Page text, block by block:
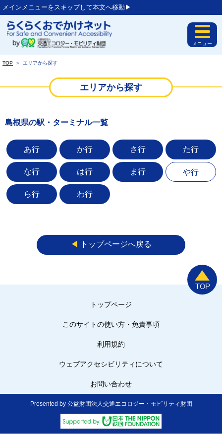
メインメニューをスキップして本文へ移動▶︎
メニュー
TOP ＞ エリアから探す
エリアから探す
島根県の駅・ターミナル一覧
あ行 か行 さ行 た行
な行 は行 ま行 や行
ら行 わ行
◀︎ トップページへ戻る
トップページ
このサイトの使い方・免責事項
利用規約
ウェブアクセシビリティについて
お問い合わせ
Presented by 公益財団法人交通エコロジー・モビリティ財団